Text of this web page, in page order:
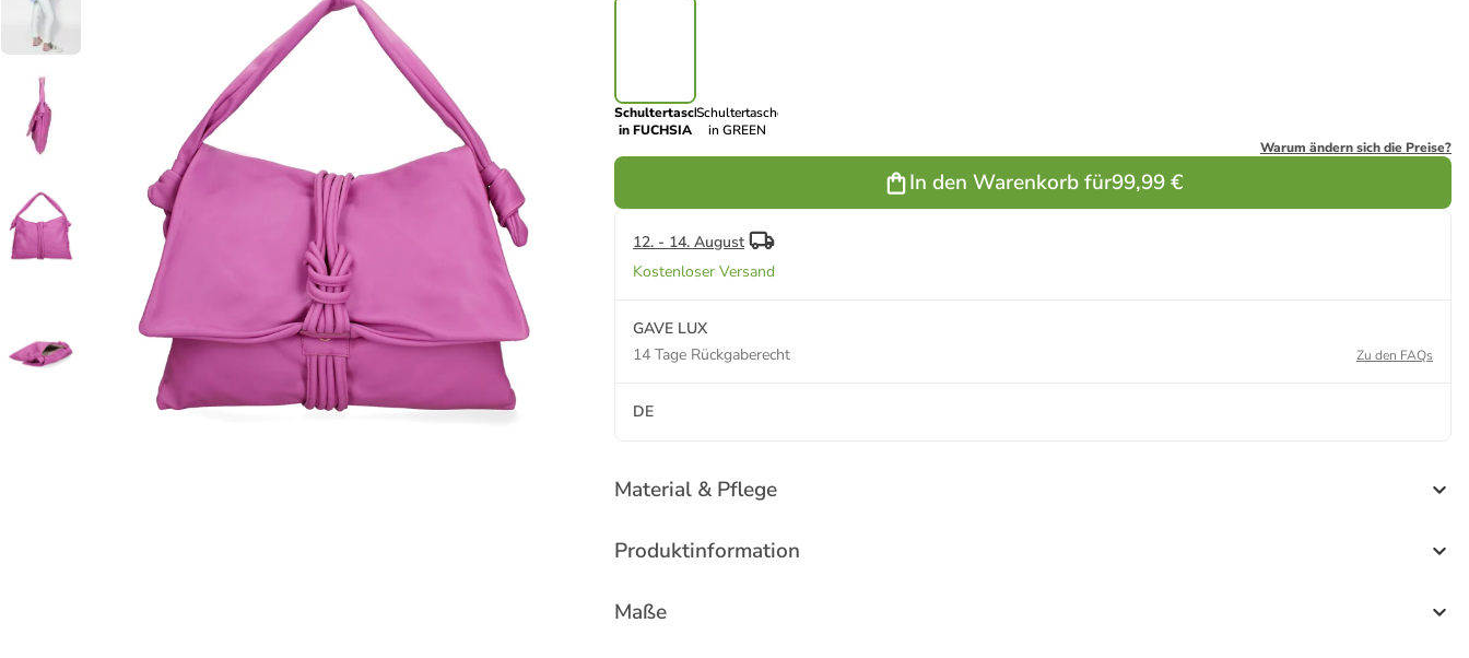
Schultertasche
in FUCHSIA
Schultertasche
in GREEN
Warum ändern sich die Preise?
In den Warenkorb für99,99 €
12. - 14. August
Kostenloser Versand
GAVE LUX
14 Tage Rückgaberecht
Zu den FAQs
DE
Material & Pflege
Produktinformation
Maße